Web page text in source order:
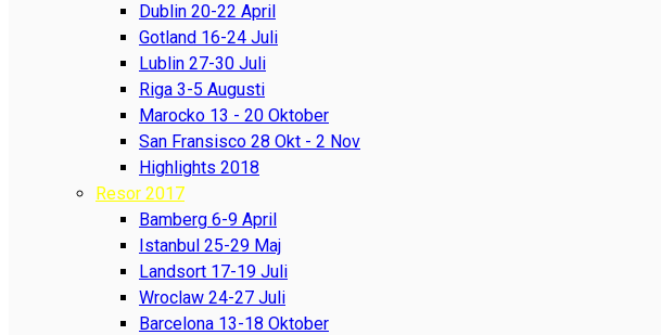
Dublin 20-22 April
Gotland 16-24 Juli
Lublin 27-30 Juli
Riga 3-5 Augusti
Marocko 13 - 20 Oktober
San Fransisco 28 Okt - 2 Nov
Highlights 2018
Resor 2017
Bamberg 6-9 April
Istanbul 25-29 Maj
Landsort 17-19 Juli
Wroclaw 24-27 Juli
Barcelona 13-18 Oktober